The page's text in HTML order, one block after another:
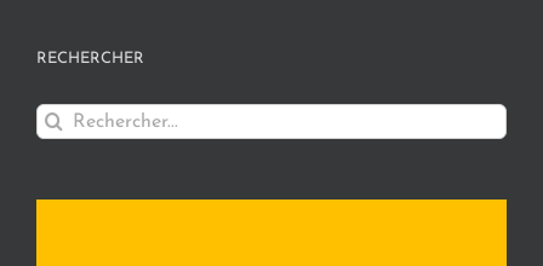
RECHERCHER
Rechercher: